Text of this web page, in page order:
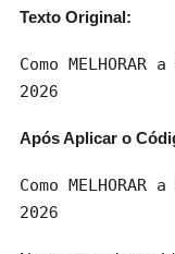
Texto Original:
Como
2026
Após Aplicar o
Como
2026